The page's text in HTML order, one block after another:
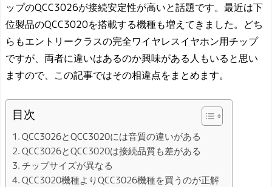
ップのQCC3026が接続安定性が高いと話題です。最近は下
位製品のQCC3020を搭載する機種も増えてきました。どち
らもエントリークラスの完全ワイヤレスイヤホン用チップ
ですが、両者に違いはあるのか興味がある人もいると思い
ますので、この記事ではその相違点をまとめます。
目次
QCC3026とQCC3020には音質の違いがある
QCC3026とQCC3020は接続品質も差がある
チップサイズが異なる
QCC3020機種よりQCC3026機種を買うのが正解